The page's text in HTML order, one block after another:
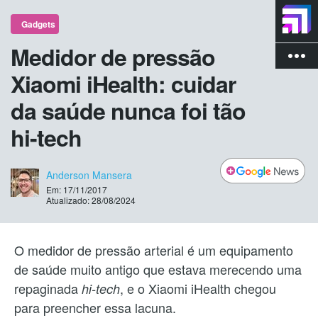
more_vert
Gadgets
Medidor de pressão
Xiaomi iHealth: cuidar
da saúde nunca foi tão
hi-tech
Anderson Mansera
Em: 17/11/2017
Atualizado: 28/08/2024
O medidor de pressão arterial é um equipamento
de saúde muito antigo que estava merecendo uma
repaginada hi-tech, e o Xiaomi iHealth chegou
para preencher essa lacuna.